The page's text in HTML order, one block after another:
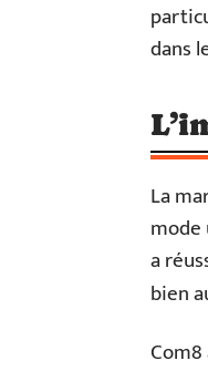
dans
La
mode
a
bien